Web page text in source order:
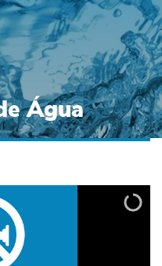
Água